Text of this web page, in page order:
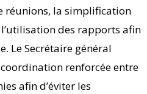
réunions, la simplification
des rapports afin
Le Secrétaire général
renforcée entre
afin d’éviter les